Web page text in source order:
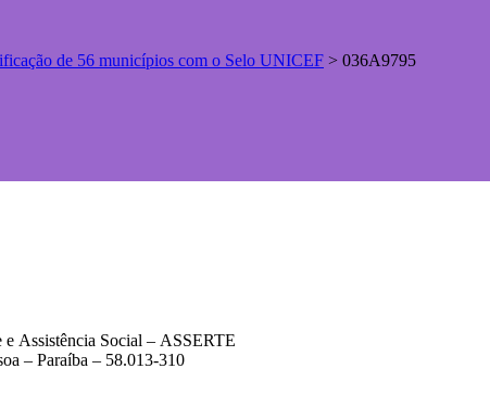
de 56 municípios com o Selo UNICEF > 036A9795
e Assistência Social – ASSERTE
– Paraíba – 58.013-310